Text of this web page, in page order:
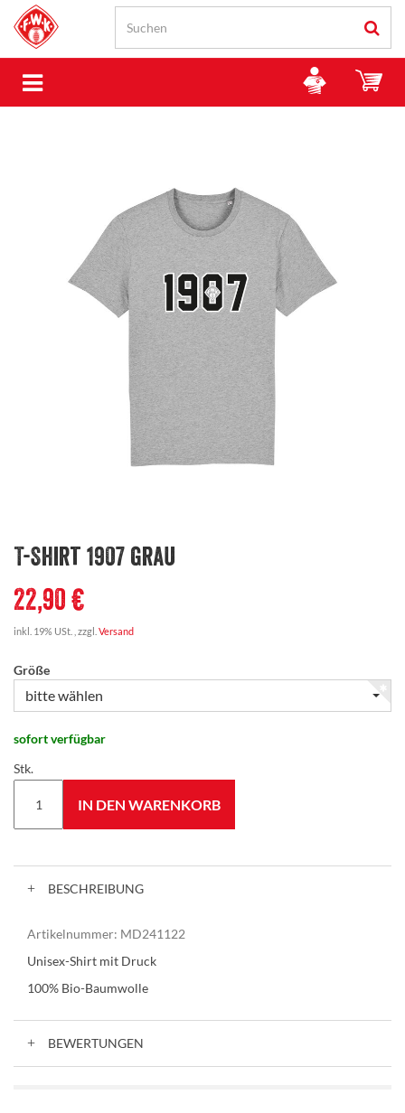
T-Shirt 1907 grau
22,90 €
inkl. 19% USt. , zzgl. Versand
Größe
bitte wählen
sofort verfügbar
Stk.
IN DEN WARENKORB
BESCHREIBUNG
Artikelnummer: MD241122
Unisex-Shirt mit Druck
100% Bio-Baumwolle
BEWERTUNGEN